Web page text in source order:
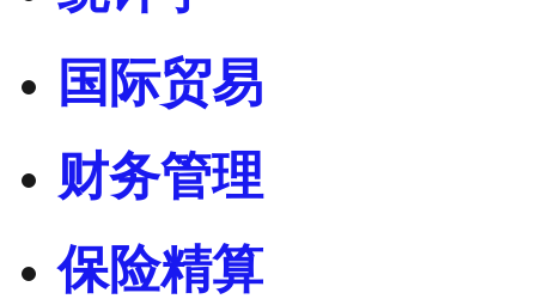
国际贸易
财务管理
保险精算